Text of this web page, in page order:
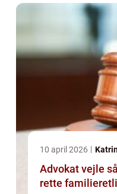
10 april 2026
Advokat vejle sådan vælger du den
rette